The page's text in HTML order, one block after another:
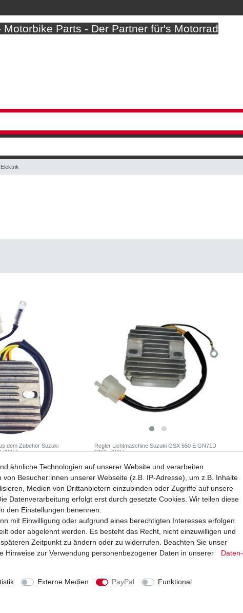
Motorbike Parts - Der Partner für's Motorrad
Elektrik
dem Zubehör Suzuki
1987
89,82 € *
Versandkosten
Regler Lichtmaschine Suzuki GSX 550 E GN71D
1983 - 1987
UVP 100,85 € 59,90 € *
1 Stück | 59,90 € / Stück
inkl. ges. MwSt. zzgl. Versandkosten
ähnliche Technologien auf unserer Website und verarbeiten
von Besucher:innen unserer Webseite (z.B. IP-Adresse), um z.B. Inhalte
Medien von Drittanbietern einzubinden oder Zugriffe auf unsere
Datenverarbeitung erfolgt erst durch gesetzte Cookies. Wir teilen diese
den Einstellungen benennen.
mit Einwilligung oder aufgrund eines berechtigten Interesses erfolgen.
oder abgelehnt werden. Es besteht das Recht, nicht einzuwilligen und
Zeitpunkt zu ändern oder zu widerrufen. Beachten Sie unser
Hinweise zur Verwendung personenbezogener Daten in unserer
Daten­
Externe Medien PayPal
Funktional